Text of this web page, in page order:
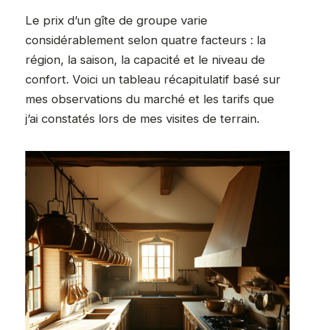
Le prix d’un gîte de groupe varie
considérablement selon quatre facteurs : la
région, la saison, la capacité et le niveau de
confort. Voici un tableau récapitulatif basé sur
mes observations du marché et les tarifs que
j’ai constatés lors de mes visites de terrain.